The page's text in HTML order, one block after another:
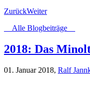
ZurückWeiter
Alle Blogbeiträge
2018: Das
01. Januar 2018, Ralf